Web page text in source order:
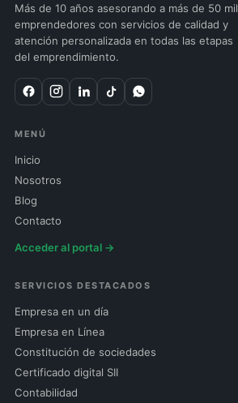
Más de 10 años asesorando a más de 50 mil
emprendedores con servicios de calidad y
atención personalizada en todas las etapas
del emprendimiento.
MENÚ
Inicio
Nosotros
Blog
Contacto
Acceder al portal →
SERVICIOS DESTACADOS
Empresa en un día
Empresa en Línea
Constitución de sociedades
Certificado digital SII
Contabilidad